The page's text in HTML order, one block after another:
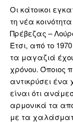
Οι κάτοικοι
τη νέα
Πρέβεζας –
Έτσι, από το
τα μαγαζιά
χρόνου. Όποιος
αντικρύσει
είναι ότι
αρμονικά τα
με τα